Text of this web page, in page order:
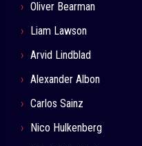
Oliver Bearman
Liam Lawson
Arvid Lindblad
Alexander Albon
Carlos Sainz
Nico Hulkenberg